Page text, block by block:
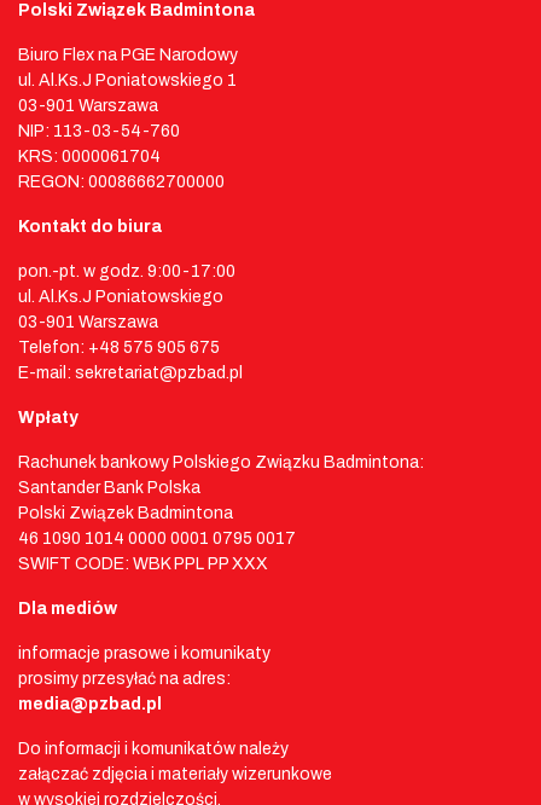
Polski Związek Badmintona
Biuro Flex na PGE Narodowy
ul. Al.Ks.J Poniatowskiego 1
03-901 Warszawa
NIP: 113-03-54-760
KRS: 0000061704
REGON: 00086662700000
Kontakt do biura
pon.-pt. w godz. 9:00-17:00
ul. Al.Ks.J Poniatowskiego
03-901 Warszawa
Telefon: +48 575 905 675
E-mail: sekretariat@pzbad.pl
Wpłaty
Rachunek bankowy Polskiego Związku Badmintona:
Santander Bank Polska
Polski Związek Badmintona
46 1090 1014 0000 0001 0795 0017
SWIFT CODE: WBK PPL PP XXX
Dla mediów
informacje prasowe i komunikaty
prosimy przesyłać na adres:
media@pzbad.pl
Do informacji i komunikatów należy
załączać zdjęcia i materiały wizerunkowe
w wysokiej rozdzielczości.